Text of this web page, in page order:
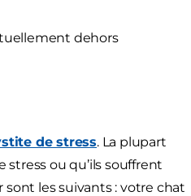
dehors
de stress. La plupart
ou qu’ils souffrent
les suivants : votre chat